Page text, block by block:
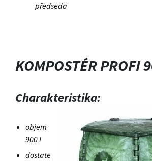
předseda
KOMPOSTÉR PROFI
Charakteristika:
objem
900 l
dostate